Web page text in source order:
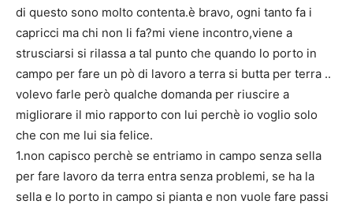
di questo sono molto contenta.è bravo, ogni tanto fa i
capricci ma chi non li fa?mi viene incontro,viene a
strusciarsi si rilassa a tal punto che quando lo porto in
campo per fare un pò di lavoro a terra si butta per terra ..
volevo farle però qualche domanda per riuscire a
migliorare il mio rapporto con lui perchè io voglio solo
che con me lui sia felice.
1.non capisco perchè se entriamo in campo senza sella
per fare lavoro da terra entra senza problemi, se ha la
sella e lo porto in campo si pianta e non vuole fare passi